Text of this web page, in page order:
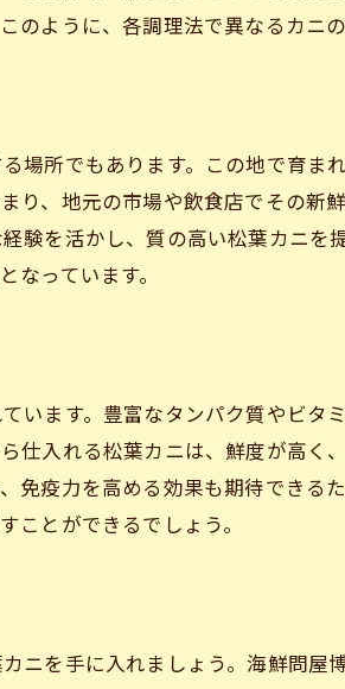
物詩としての松葉カニ
直送の魅力を知る
すめの松葉カニコース
鮮問屋博多の松葉カニ体験
りの松葉カニプラン
に楽しむためのおすすめの食べ方
のように、各調理法で異なるカニ
場所でもあります。この地で育ま
り、地元の市場や飲食店でその新
験を活かし、質の高い松葉カニを
なっています。
います。豊富なタンパク質やビタ
仕入れる松葉カニは、鮮度が高く
免疫力を高める効果も期待できる
ことができるでしょう。
ニを手に入れましょう。海鮮問屋